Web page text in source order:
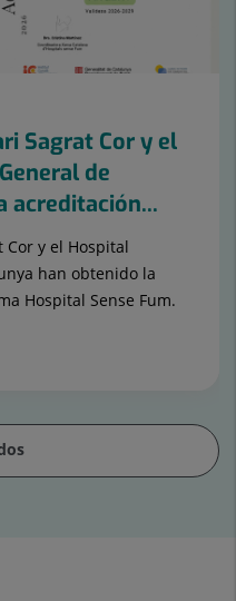
Sagrat Cor y el
de
acreditación...
Cor y el Hospital
han obtenido la
Hospital Sense Fum.